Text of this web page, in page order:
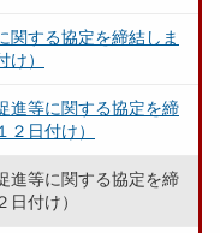
関する協定を締結しま
）
進等に関する協定を締
日付け）
進等に関する協定を締
付け）